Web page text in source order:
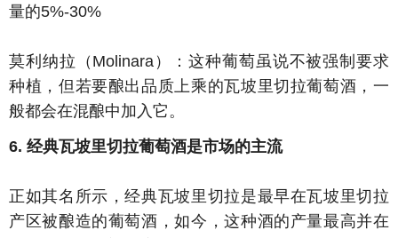
量的5%-30%
莫利纳拉（Molinara）：这种葡萄虽说不被强制要求
种植，但若要酿出品质上乘的瓦坡里切拉葡萄酒，一
般都会在混酿中加入它。
6. 经典瓦坡里切拉葡萄酒是市场的主流
正如其名所示，经典瓦坡里切拉是最早在瓦坡里切拉
产区被酿造的葡萄酒，如今，这种酒的产量最高并在